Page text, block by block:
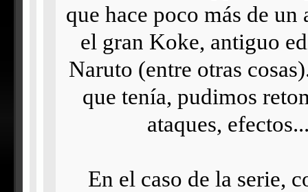
que hace poco más de
el gran Koke, antiguo
Naruto (entre otras
que tenía, pudimos
ataques,
En el caso de la serie,